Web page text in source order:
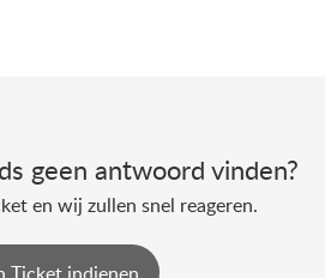
geen antwoord vinden?
en wij zullen snel reageren.
Ticket indienen